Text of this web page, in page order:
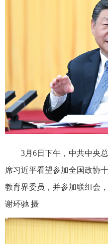
3月6日下午，中共中央
席习近平看望参加全国政协
教育界委员，并参加联组会
谢环驰 摄